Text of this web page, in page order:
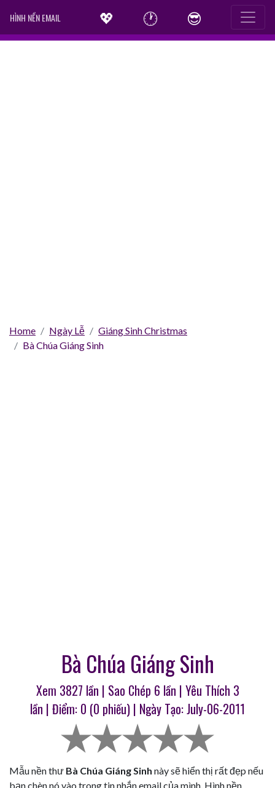
HÌNH NỀN EMAIL 💖 🕐 😎
Home Ngày Lễ
Giáng Sinh Christmas
Bà Chúa Giáng Sinh
Bà Chúa Giáng Sinh
Xem 3827 lần | Sao Chép 6 lần | Yêu Thích 3
lần | Điểm: 0 (0 phiếu) | Ngày Tạo: July-06-2011
Mẫu nền thư Bà Chúa Giáng Sinh này sẽ hiển thị rất đẹp nếu
bạn chèn nó vào trong tin nhắn email của mình. Hình nền